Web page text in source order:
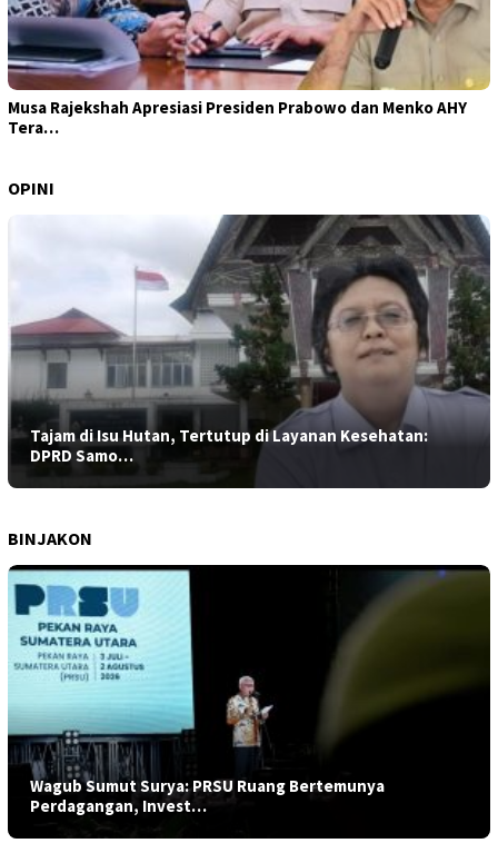
Musa Rajekshah Apresiasi Presiden Prabowo dan Menko AHY
Tera…
OPINI
Tajam di Isu Hutan, Tertutup di Layanan Kesehatan:
DPRD Samo…
BINJAKON
Wagub Sumut Surya: PRSU Ruang Bertemunya
Perdagangan, Invest…